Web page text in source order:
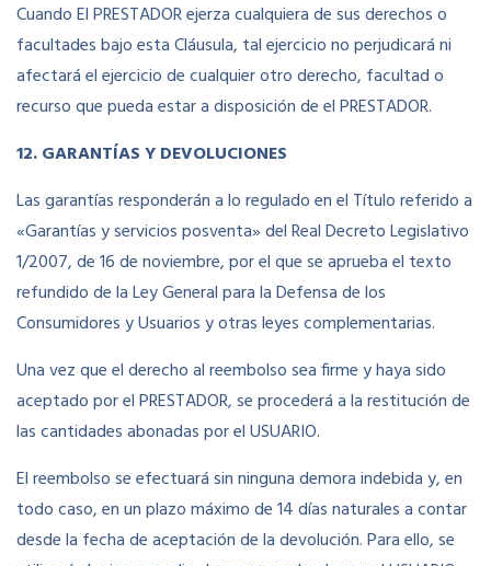
Cuando El PRESTADOR ejerza cualquiera de sus derechos o
facultades bajo esta Cláusula, tal ejercicio no perjudicará ni
afectará el ejercicio de cualquier otro derecho, facultad o
recurso que pueda estar a disposición de el PRESTADOR.
12. GARANTÍAS Y DEVOLUCIONES
Las garantías responderán a lo regulado en el Título referido a
«Garantías y servicios posventa» del Real Decreto Legislativo
1/2007, de 16 de noviembre, por el que se aprueba el texto
refundido de la Ley General para la Defensa de los
Consumidores y Usuarios y otras leyes complementarias.
Una vez que el derecho al reembolso sea firme y haya sido
aceptado por el PRESTADOR, se procederá a la restitución de
las cantidades abonadas por el USUARIO.
El reembolso se efectuará sin ninguna demora indebida y, en
todo caso, en un plazo máximo de 14 días naturales a contar
desde la fecha de aceptación de la devolución. Para ello, se